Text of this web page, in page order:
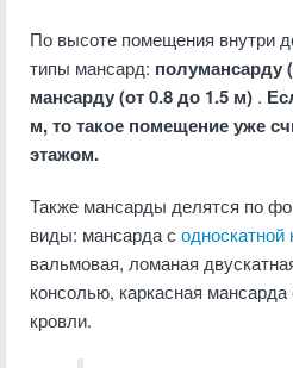
По высоте помещения внутри
типы мансард: полумансарду
мансарду (от 0.8 до 1.5 м) .
м, то такое помещение уже
этажом.
Также мансарды делятся по
виды: мансарда с односкатной
вальмовая, ломаная
консолью, каркасная
кровли.